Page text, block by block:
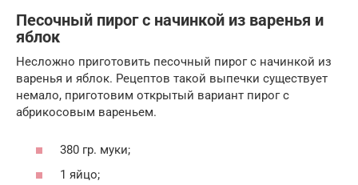
Песочный пирог с начинкой из варенья и
яблок
Несложно приготовить песочный пирог с начинкой из
варенья и яблок. Рецептов такой выпечки существует
немало, приготовим открытый вариант пирог с
абрикосовым вареньем.
380 гр. муки;
1 яйцо;